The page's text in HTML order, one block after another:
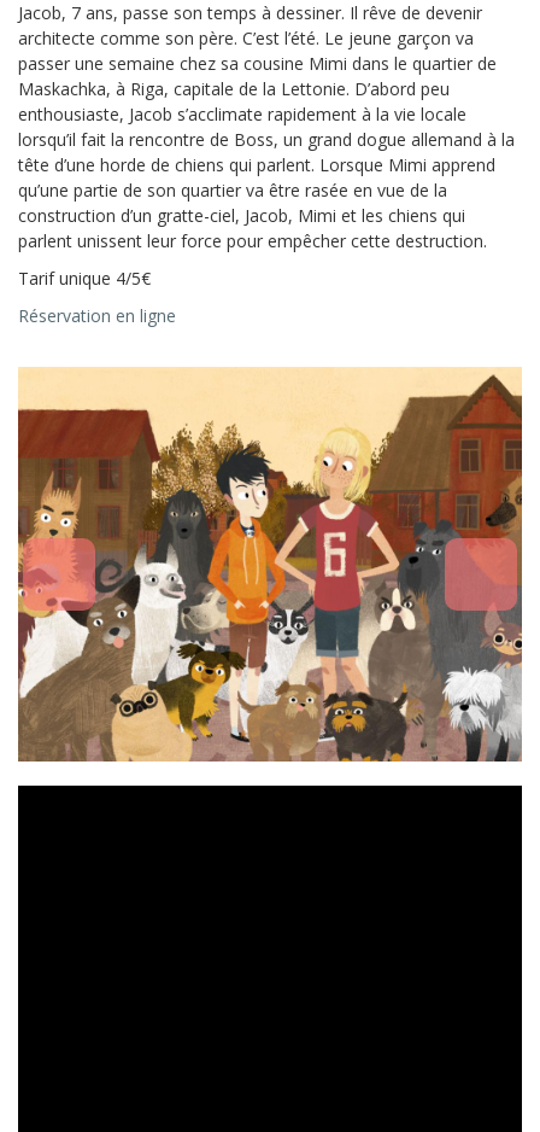
Jacob, 7 ans, passe son temps à dessiner. Il rêve de devenir
architecte comme son père. C’est l’été. Le jeune garçon va
passer une semaine chez sa cousine Mimi dans le quartier de
Maskachka, à Riga, capitale de la Lettonie. D’abord peu
enthousiaste, Jacob s’acclimate rapidement à la vie locale
lorsqu’il fait la rencontre de Boss, un grand dogue allemand à la
tête d’une horde de chiens qui parlent. Lorsque Mimi apprend
qu’une partie de son quartier va être rasée en vue de la
construction d’un gratte-ciel, Jacob, Mimi et les chiens qui
parlent unissent leur force pour empêcher cette destruction.
Tarif unique 4/5€
Réservation en ligne